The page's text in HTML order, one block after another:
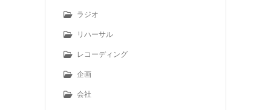
ラジオ
リハーサル
レコーディング
企画
会社